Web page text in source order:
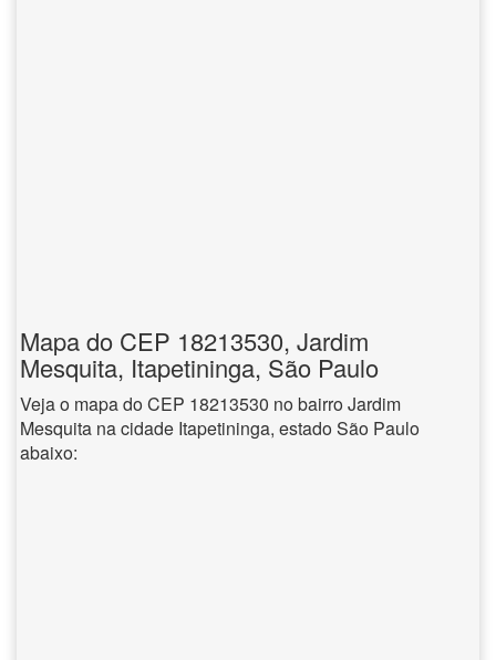
Mapa do CEP 18213530, Jardim
Mesquita, Itapetininga, São Paulo
Veja o mapa do CEP 18213530 no bairro Jardim
Mesquita na cidade Itapetininga, estado São Paulo
abaixo: